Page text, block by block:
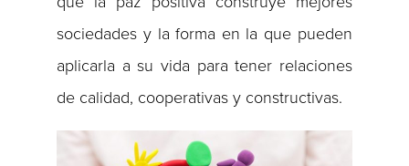
sociedades y la forma en la que pueden
aplicarla a su vida para tener relaciones
de calidad, cooperativas y constructivas.